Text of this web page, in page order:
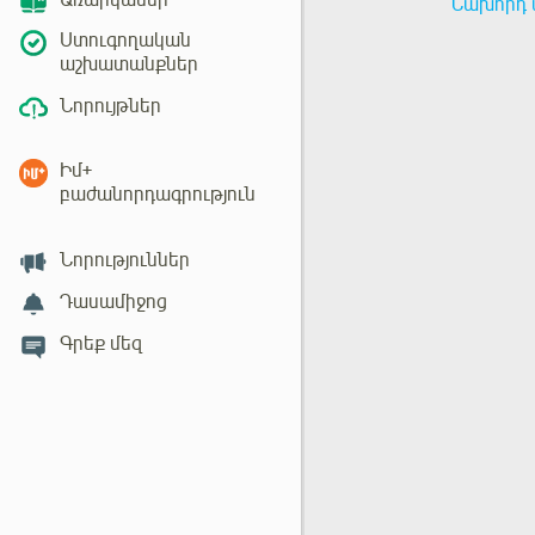
Ստուգողական
աշխատանքներ
Նորույթներ
Իմ+
բաժանորդագրություն
Նորություններ
Դասամիջոց
Գրեք մեզ
Նախորդ